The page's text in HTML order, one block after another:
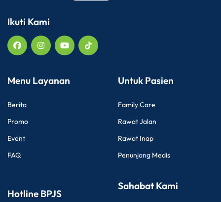
Ikuti Kami
Menu Layanan
Berita
Promo
Event
FAQ
Untuk Pasien
Family Care
Rawat Jalan
Rawat Inap
Penunjang Medis
Hotline BPJS
Sahabat Kami